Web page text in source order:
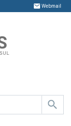
Webmail